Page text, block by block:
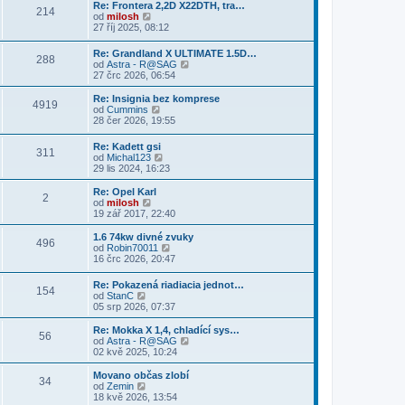
ě
k
p
í
ě
v
e
e
n
í
p
ř
í
p
ě
v
e
k
p
s
l
e
d
n
í
p
í
p
e
k
r
z
t
p
o
s
l
e
d
n
í
p
ř
í
p
ě
v
e
214
Re: Frontera 2,2D X22DTH, tra…
od milosh
o
a
z
i
t
p
o
s
l
e
d
n
í
p
í
ě
v
e
k
27 říj 2025, 08:12
288
Re: Grandland X ULTIMATE 1.5D…
od Astra - R@SAG
b
r
a
t
l
í
p
p
ě
27 črc 2026, 06:54
4919
Re: Insignia bez komprese
od Cummins
o
a
z
i
t
s
l
e
d
n
í
p
í
p
ě
v
e
28 čer 2026, 19:55
311
Re: Kadett gsi
od Michal123
o
b
z
p
o
s
l
e
n
í
p
ř
í
s
p
v
29 lis 2024, 16:23
2
Re: Opel Karl
od milosh
o
b
r
a
z
t
p
s
l
e
d
n
í
p
í
19 zář 2017, 22:40
496
1.6 74kw divné zvuky
od Robin70011
o
a
z
i
t
p
o
s
l
e
n
16 črc 2026, 20:47
154
Re: Pokazená riadiacia jednot…
od StanC
o
b
r
a
z
i
t
p
o
05 srp 2026, 07:37
56
Re: Mokka X 1,4, chladící sys…
od Astra - R@SAG
b
02 kvě 2025, 10:24
34
Movano občas zlobí
od Zemin
o
18 kvě 2026, 13:54